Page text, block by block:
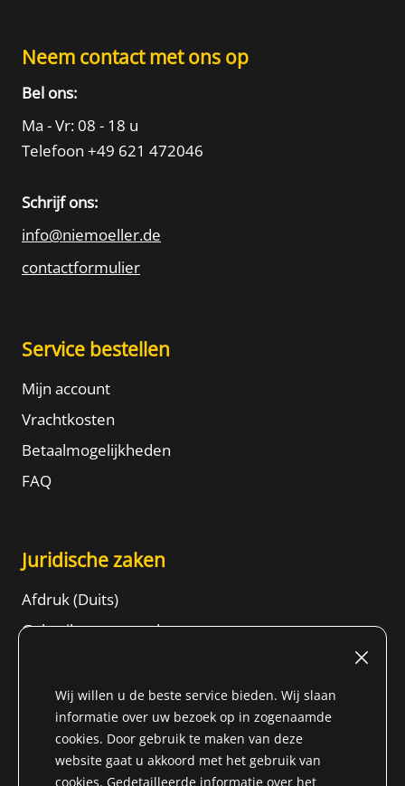
Neem contact met ons op
Bel ons:
Ma - Vr: 08 - 18 u
Telefoon +49 621 472046
Schrijf ons:
info@niemoeller.de
contactformulier
Service bestellen
Mijn account
Vrachtkosten
Betaalmogelijkheden
FAQ
Juridische zaken
Afdruk (Duits)
Gebruiksvoorwaarden
ALGEMENE VOORWAARDEN
Gegevensbeschermingsinformatie
Content
Wij willen u de beste service bieden. Wij slaan
informatie over uw bezoek op in zogenaamde
cookies. Door gebruik te maken van deze
website gaat u akkoord met het gebruik van
cookies. Gedetailleerde informatie over het